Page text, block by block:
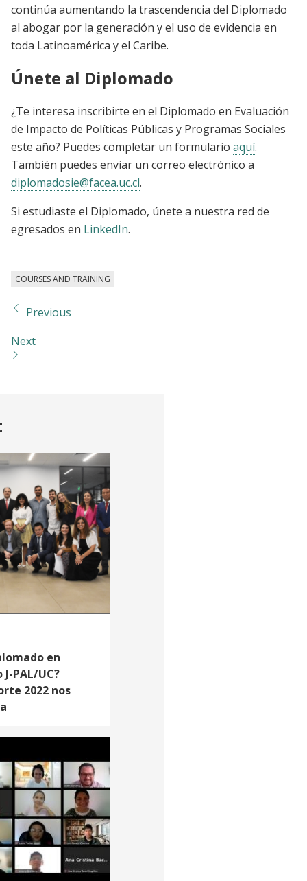
continúa aumentando la trascendencia del Diplomado
al abogar por la generación y el uso de evidencia en
toda Latinoamérica y el Caribe.
Únete al Diplomado
¿Te interesa inscribirte en el Diplomado en Evaluación
de Impacto de Políticas Públicas y Programas Sociales
este año? Puedes completar un formulario aquí.
También puedes enviar un correo electrónico a
diplomadosie@facea.uc.cl.
Si estudiaste el Diplomado, únete a nuestra red de
egresados en LinkedIn.
COURSES AND TRAINING
Previous
Next
en
PAL/UC?
2022 nos